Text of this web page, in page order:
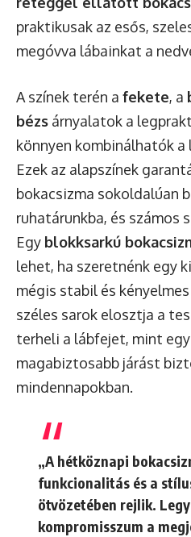
praktikusak az esős,
megóvva lábainkat a
A színek terén a fekete, a
bézs árnyalatok a
könnyen kombinálhatók
Ezek az alapszínek
bokacsizma sokoldalúan
ruhatárunkba, és számos
Egy blokksarkú
lehet, ha szeretnénk egy
mégis stabil és
széles sarok elosztja a
terheli a lábfejet, mint
magabiztosabb járást
mindennapokban.
„A hétköznapi
funkcionalitás és a
ötvözetében rejlik.
kompromisszum a